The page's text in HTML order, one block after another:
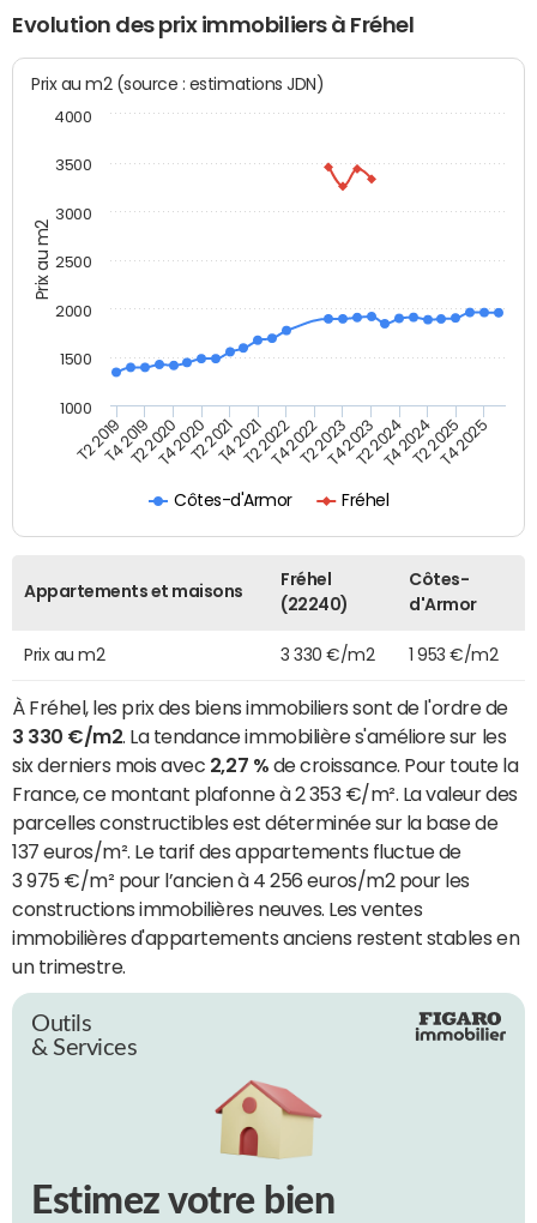
Evolution des prix immobiliers à Fréhel
Prix au m2
Prix au m2 (source : estimations JDN)
Côtes-d'Armor Fréhel
T2 2019T4 2019T2 2020T4 2020T2 2021T4 2021T2 2022T4 2022T2 2023T4 2023T2 2024T4 2024T2 2025T4 2025
1000
1500
2000
2500
3000
3500
4000
Appartements et maisons
Fréhel
(22240)
Côtes-
d'Armor
Prix au m2 3 330 €/m2 1 953 €/m2
À Fréhel, les prix des biens immobiliers sont de l'ordre de
3 330 €/m2 . La tendance immobilière s'améliore sur les
six derniers mois avec 2,27 % de croissance. Pour toute la
France, ce montant plafonne à 2 353 €/m². La valeur des
parcelles constructibles est déterminée sur la base de
137 euros/m². Le tarif des appartements fluctue de
3 975 €/m² pour l’ancien à 4 256 euros/m2 pour les
constructions immobilières neuves. Les ventes
immobilières d'appartements anciens restent stables en
un trimestre.
Outils
& Services
Estimez votre bien